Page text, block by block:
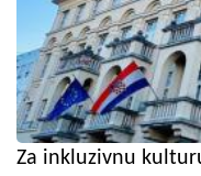
Za inkluzivnu